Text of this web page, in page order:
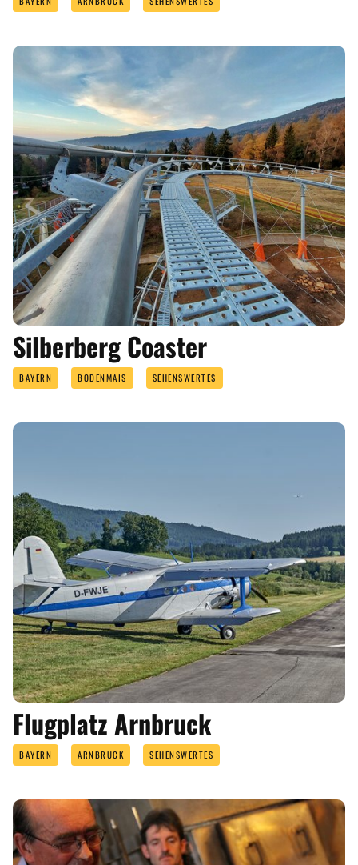
Silberberg Coaster
BAYERN BODENMAIS SEHENSWERTES
Flugplatz Arnbruck
BAYERN ARNBRUCK SEHENSWERTES